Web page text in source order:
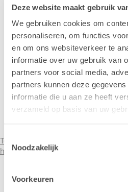
Deze website maakt gebruik
We gebruiken cookies om
personaliseren, om functies
en om ons websiteverkeer te
informatie over uw gebruik van
partners voor social media,
partners kunnen deze
informatie die u aan ze heeft
verzameld op basis van uw
Toestemmingsselectie
Noodzakelijk
Voorkeuren
Technische vragen over je Adobe-
hotline >